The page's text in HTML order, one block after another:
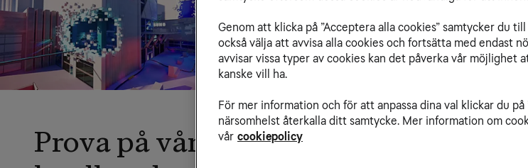
Prova på vårt snabbaste
Genom att klicka på ”Acceptera alla cookies” samtycker du
också välja att avvisa alla cookies och fortsätta med endast
avvisar vissa typer av cookies kan det påverka vår möjlighet
kanske vill ha.
För mer information och för att anpassa dina val klickar du på
närsomhelst återkalla ditt samtycke. Mer information om
vår cookiepolicy